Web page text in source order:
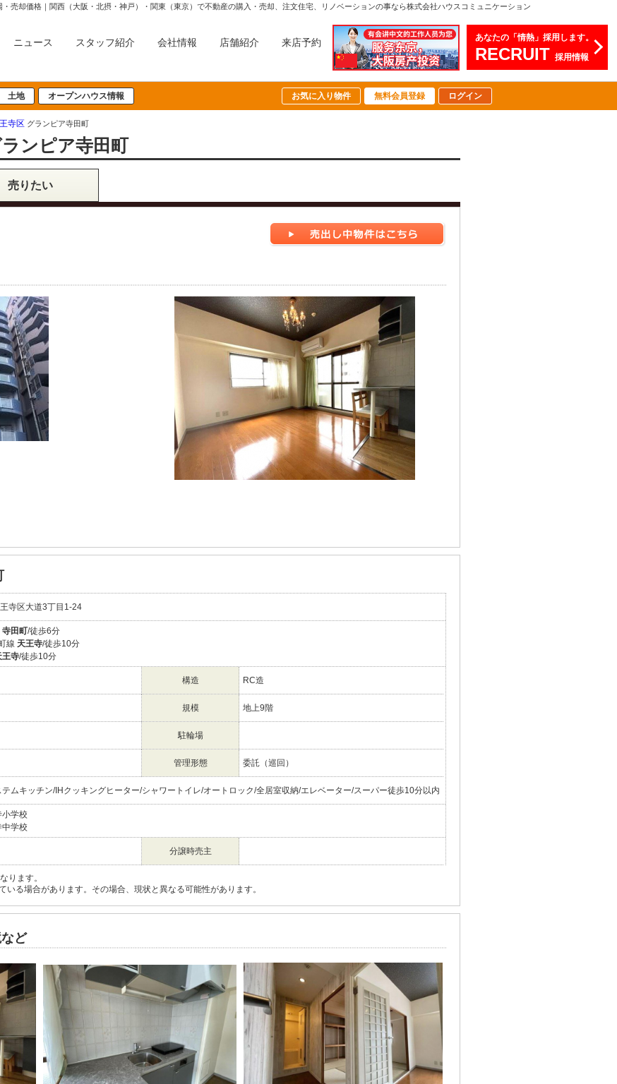
売却価格｜関西（大阪・北摂・神戸）・関東（東京）で不動産の購入・売却、注文住宅、リノベーションの事なら株式会社ハウスコミュニケーション
ニュース スタッフ紹介 会社情報 店舗紹介 来店予約 あなたの「情熱」採用します。
RECRUIT 採用情報
土地 オープンハウス情報 お気に入り物件 無料会員登録 ログイン
寺区 グランピア寺田町
ンピア寺田町
売りたい
寺区大道3丁目1-24
寺田町/徒歩6分
線 天王寺/徒歩10分
王寺/徒歩10分
構造 RC造
規模 地上9階
駐輪場
管理形態 委託（巡回）
ムキッチン/IHクッキングヒーター/シャワートイレ/オートロック/全居室収納/エレベーター/スーパー徒歩10分以内
小学校
中学校
分譲時売主
ります。
る場合があります。その場合、現状と異なる可能性があります。
ど